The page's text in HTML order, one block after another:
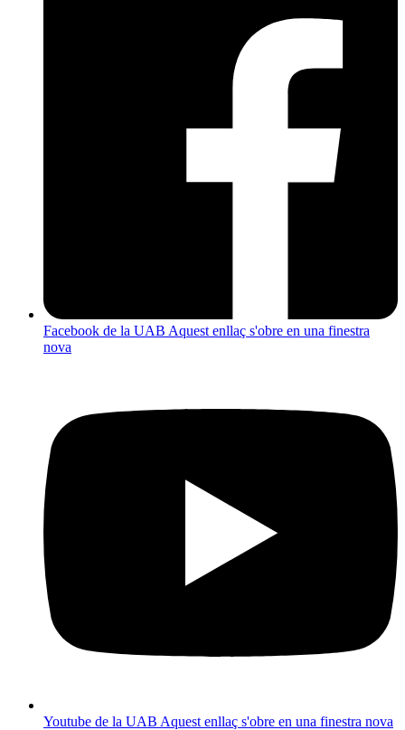
Facebook de la UAB Aquest enllaç s'obre en una finestra
nova
Youtube de la UAB Aquest enllaç s'obre en una finestra nova